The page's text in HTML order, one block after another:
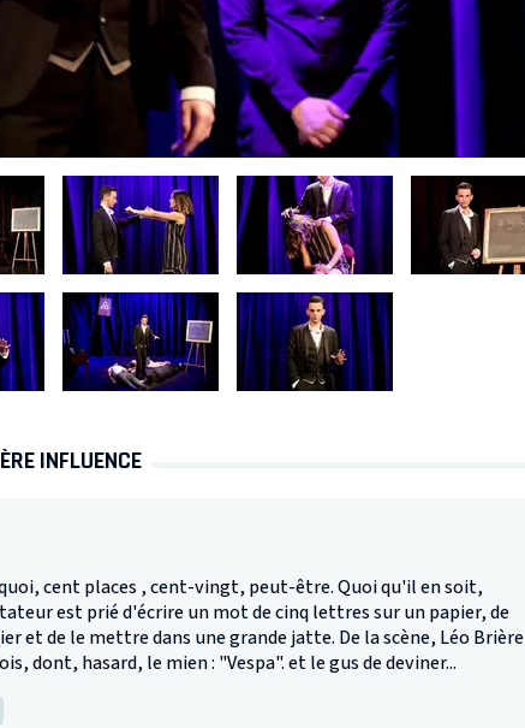
INFLUENCE
cent places , cent-vingt, peut-être. Quoi qu'il en soit,
est prié d'écrire un mot de cinq lettres sur un papier, de
et de le mettre dans une grande jatte. De la scène, Léo Brière
dont, hasard, le mien : "Vespa". et le gus de deviner...